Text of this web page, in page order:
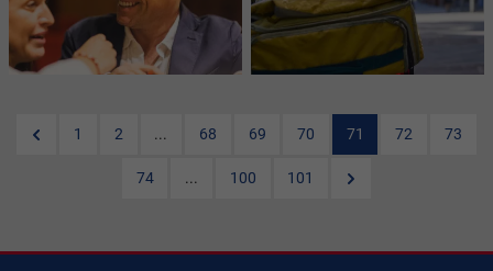
1 2 ... 68 69 70 71 72 73
74 ... 100 101